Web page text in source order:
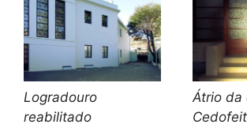
Logradouro
reabilitado
Átrio da